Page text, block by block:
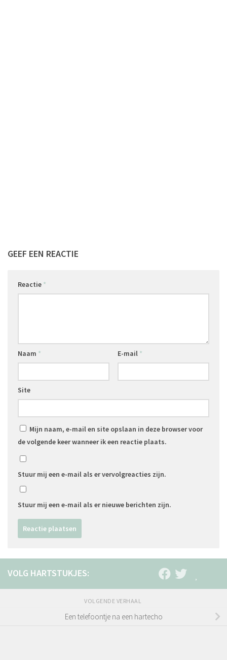
GEEF EEN REACTIE
Reactie *
Naam * E-mail *
Site
Mijn naam, e-mail en site opslaan in deze browser voor
de volgende keer wanneer ik een reactie plaats.
Stuur mij een e-mail als er vervolgreacties zijn.
Stuur mij een e-mail als er nieuwe berichten zijn.
VOLGENDE VERHAAL
Een telefoontje na een hartecho